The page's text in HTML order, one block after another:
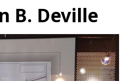
B. Deville